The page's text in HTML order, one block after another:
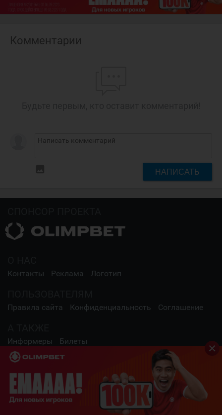
Комментарии
НАПИСАТЬ
Контакты Реклама Логотип
Правила сайта Конфиденциальность Соглашение
Информеры Билеты
СОЦИАЛЬНЫЕ СЕТИ